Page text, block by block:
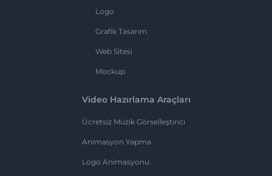
Logo
Grafik Tasarım
Web Sitesi
Mockup
Video Hazırlama Araçları
Ücretsiz Müzik Görselleştirici
Animasyon Yapma
Logo Animasyonu